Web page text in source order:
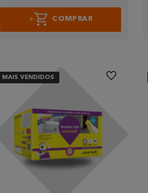
COMPRAR
MAIS VENDIDOS